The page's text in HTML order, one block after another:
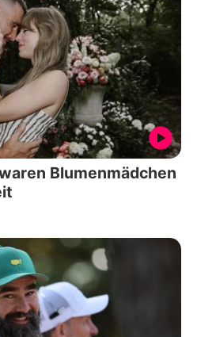
Blumenmädchen